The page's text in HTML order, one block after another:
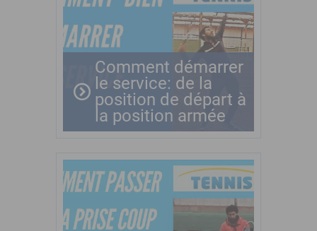
Comment démarrer
le service: de la
position de départ à
la position armée